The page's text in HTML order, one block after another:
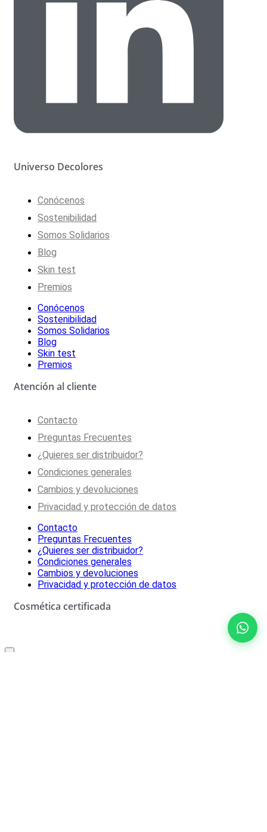
Universo Decolores
Conócenos
Sostenibilidad
Somos Solidarios
Blog
Skin test
Premios
Conócenos
Sostenibilidad
Somos Solidarios
Blog
Skin test
Premios
Atención al cliente
Contacto
Preguntas Frecuentes
¿Quieres ser distribuidor?
Condiciones generales
Cambios y devoluciones
Privacidad y protección de datos
Contacto
Preguntas Frecuentes
¿Quieres ser distribuidor?
Condiciones generales
Cambios y devoluciones
Privacidad y protección de datos
Cosmética certificada